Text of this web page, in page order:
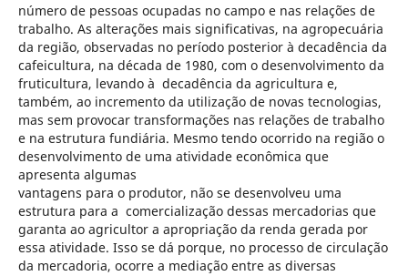
número de pessoas ocupadas no campo e nas relações de
trabalho. As alterações mais significativas, na agropecuária
da região, observadas no período posterior à decadência da
cafeicultura, na década de 1980, com o desenvolvimento da
fruticultura, levando à decadência da agricultura e,
também, ao incremento da utilização de novas tecnologias,
mas sem provocar transformações nas relações de trabalho
e na estrutura fundiária. Mesmo tendo ocorrido na região o
desenvolvimento de uma atividade econômica que
apresenta algumas
vantagens para o produtor, não se desenvolveu uma
estrutura para a comercialização dessas mercadorias que
garanta ao agricultor a apropriação da renda gerada por
essa atividade. Isso se dá porque, no processo de circulação
da mercadoria, ocorre a mediação entre as diversas